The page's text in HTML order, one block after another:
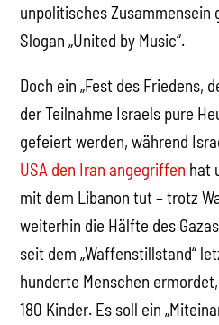
unpolitisches Zusammensein
Slogan „United by Music“.
Doch ein „Fest des Friedens,
der Teilnahme Israels pure
gefeiert werden, während
USA den Iran angegriffen hat
mit dem Libanon tut – trotz
weiterhin die Hälfte des
seit dem „Waffenstillstand“
hunderte Menschen
180 Kinder. Es soll ein